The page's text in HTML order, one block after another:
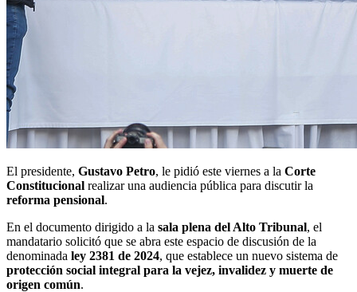
El presidente, Gustavo Petro, le pidió este viernes a la Corte
Constitucional realizar una audiencia pública para discutir la
reforma pensional.
En el documento dirigido a la sala plena del Alto Tribunal, el
mandatario solicitó que se abra este espacio de discusión de la
denominada ley 2381 de 2024, que establece un nuevo sistema de
protección social integral para la vejez, invalidez y muerte de
origen común.